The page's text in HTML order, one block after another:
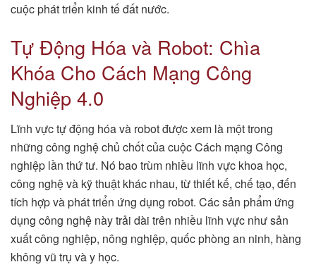
cuộc phát triển kinh tế đất nước.
Tự Động Hóa và Robot: Chìa
Khóa Cho Cách Mạng Công
Nghiệp 4.0
Lĩnh vực tự động hóa và robot được xem là một trong
những công nghệ chủ chốt của cuộc Cách mạng Công
nghiệp lần thứ tư. Nó bao trùm nhiều lĩnh vực khoa học,
công nghệ và kỹ thuật khác nhau, từ thiết kế, chế tạo, đến
tích hợp và phát triển ứng dụng robot. Các sản phẩm ứng
dụng công nghệ này trải dài trên nhiều lĩnh vực như sản
xuất công nghiệp, nông nghiệp, quốc phòng an ninh, hàng
không vũ trụ và y học.